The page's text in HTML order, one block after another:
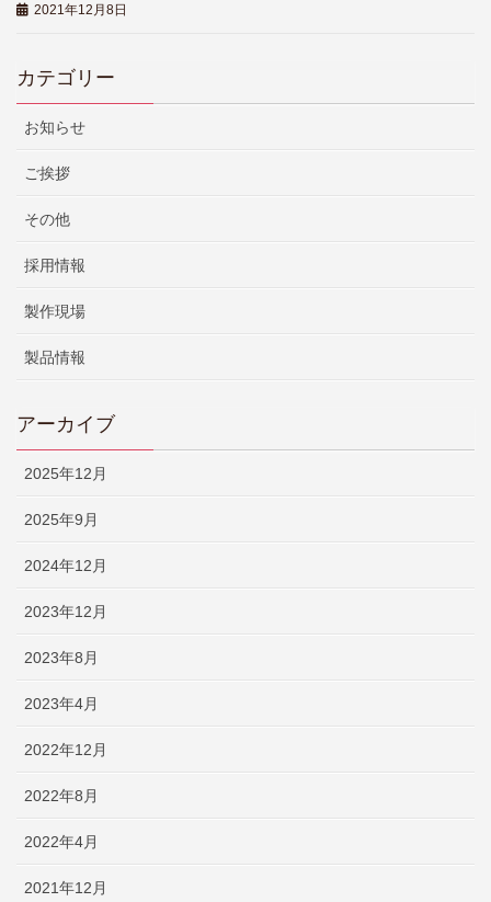
2021年12月8日
カテゴリー
お知らせ
ご挨拶
その他
採用情報
製作現場
製品情報
アーカイブ
2025年12月
2025年9月
2024年12月
2023年12月
2023年8月
2023年4月
2022年12月
2022年8月
2022年4月
2021年12月